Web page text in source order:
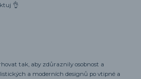
👌
tak, aby zdůraznily osobnost a
a moderních designů po vtipné a